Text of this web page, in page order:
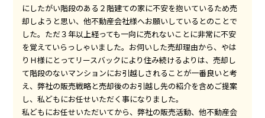
にしたがい階段のある２階建ての家に不安を抱いているため売
却しようと思い、他不動産会社様へお願いしているとのことで
した。ただ３年以上経っても一向に売れないことに非常に不安
を覚えていらっしゃいました。お伺いした売却理由から、やは
りＨ様にとってリースバックにより住み続けるよりは、売却し
て階段のないマンションにお引越しされることが一番良いと考
え、弊社の販売戦略と売却後のお引越し先の紹介を含めご提案
し、私どもにお任せいただく事になりました。
私どもにお任せいただいてから、弊社の販売活動、他不動産会